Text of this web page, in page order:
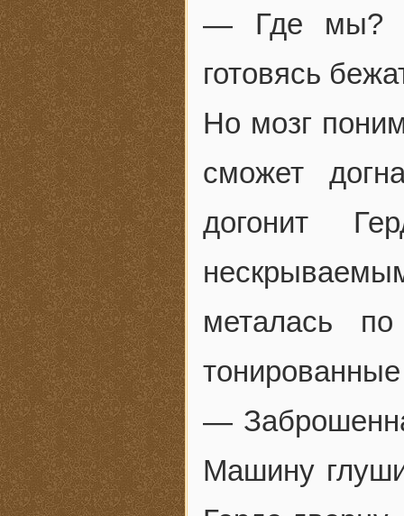
— Где мы?
готовясь
Но мозг
сможет
догонит
металась
—
Машину